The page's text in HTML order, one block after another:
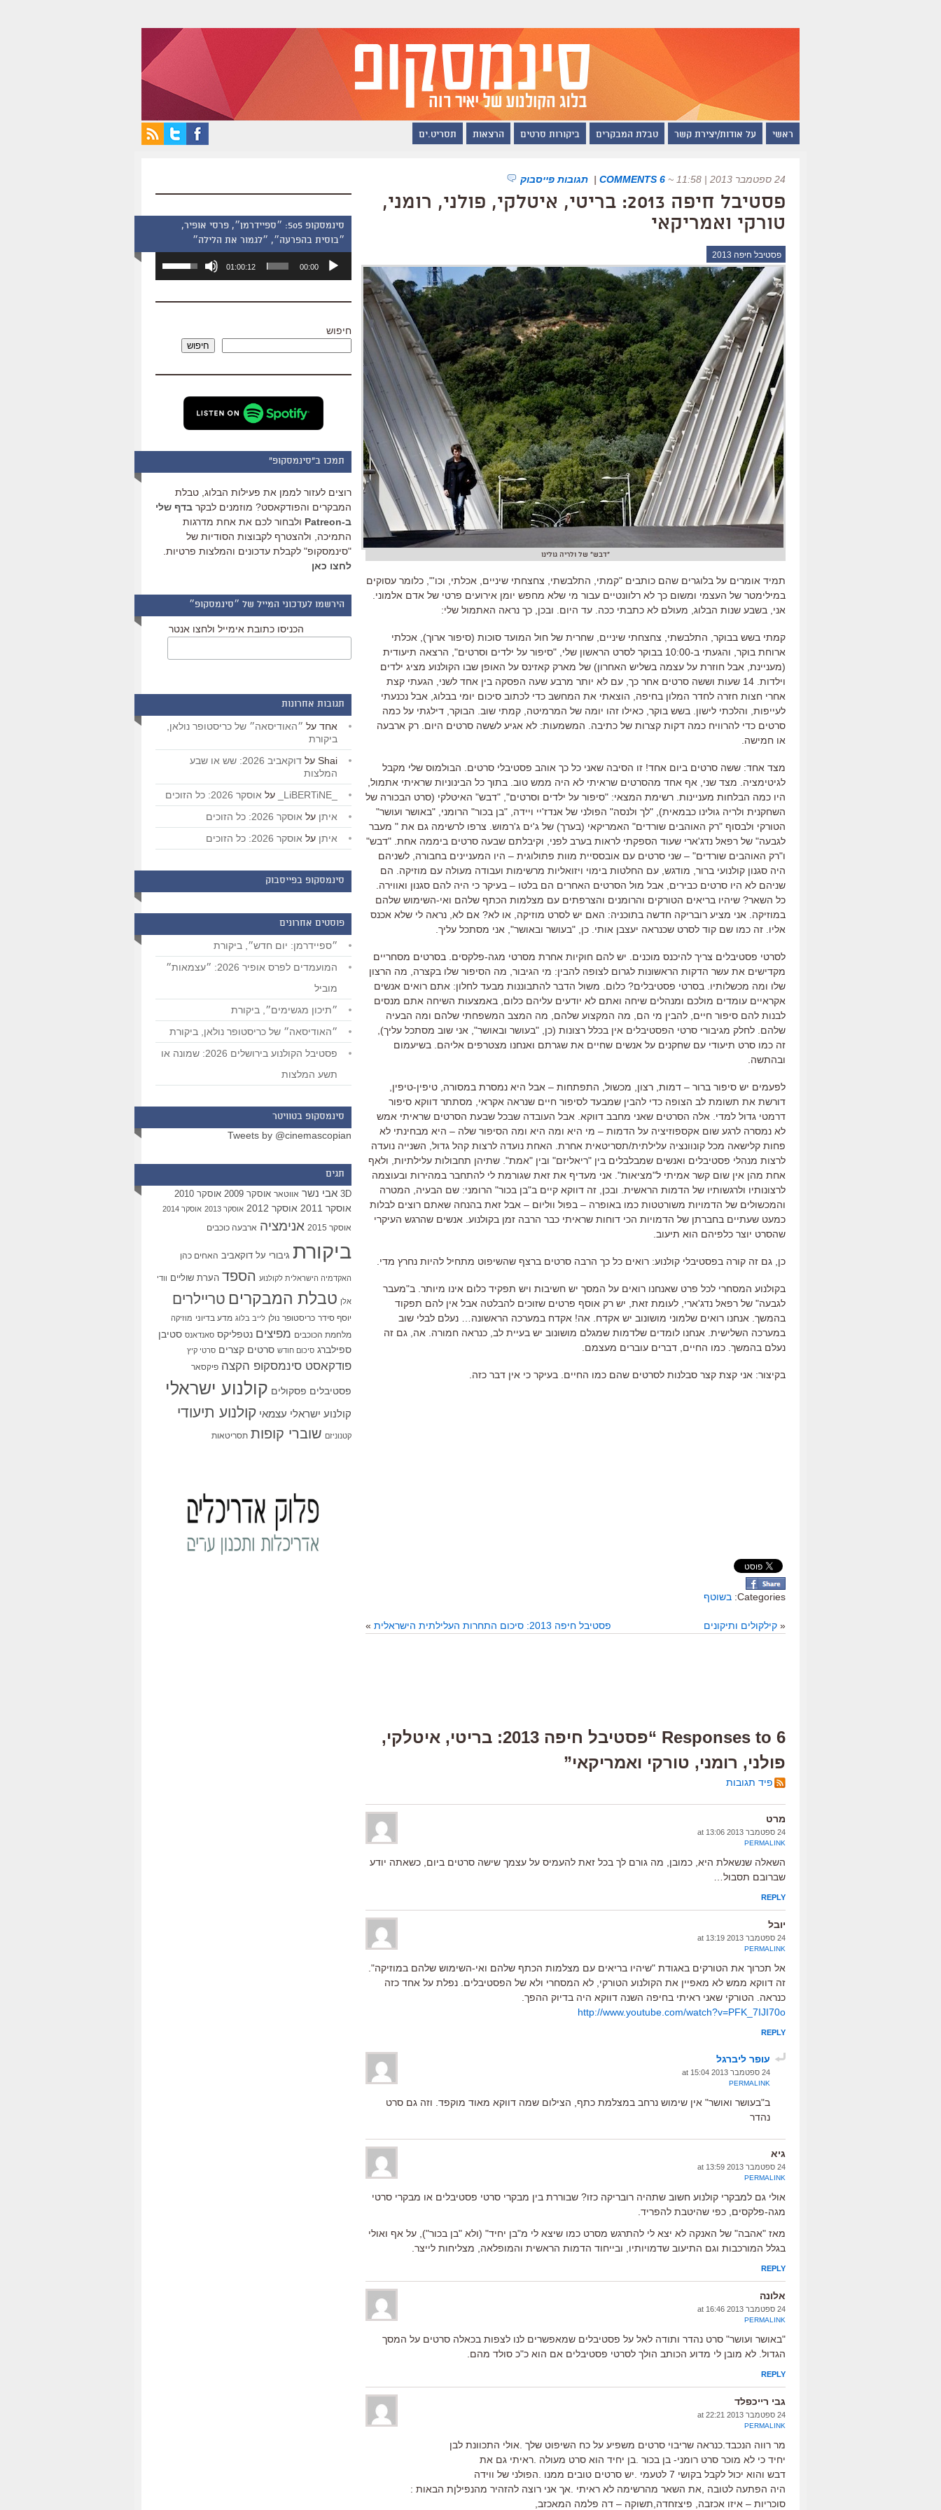
ראשי על אודות/יצירת קשר טבלת המבקרים ביקורות סרטים הרצאות תסריט.ים
24 ספטמבר 2013 | 11:58 ~
6 COMMENTS
| תגובות פייסבוק
פסטיבל חיפה 2013: בריטי, איטלקי, פולני, רומני,
טורקי ואמריקאי
פסטיבל חיפה 2013
"דבש" של ולריה גולינו
תמיד אומרים על בלוגרים שהם כותבים "קמתי, התלבשתי, צחצחתי שיניים, אכלתי, וכו'", כלומר עסוקים
במילימטר של העצמי ומשום כך לא רלוונטיים עבור מי שלא מחפש יומן אירועים פרטי של אדם אלמוני.
אני, בשבע שנות הבלוג, מעולם לא כתבתי ככה. עד היום. ובכן, כך נראה האתמול שלי:
קמתי בשש בבוקר, התלבשתי, צחצחתי שיניים, שחרית של חול המועד סוכות (סיפור ארוך), אכלתי
ארוחת בוקר, והגעתי ב-10:00 בבוקר לסרט הראשון שלי, "סיפור על ילדים וסרטים", הרצאה תיעודית
(מעניינת, אבל חוזרת על עצמה בשליש האחרון) של מארק קאזינס על האופן שבו הקולנוע מציג ילדים
וילדות. 14 שעות וששה סרטים אחר כך, עם לא יותר מרבע שעה הפסקה בין אחד לשני, הגעתי קצת
אחרי חצות חזרה לחדר המלון בחיפה, הוצאתי את המחשב כדי לכתוב סיכום יומי בבלוג, אבל נכנעתי
לעייפות, והלכתי לישון. בשש בוקר, כאילו זהו יומה של המרמיטה, קמתי שוב. הבוקר, דילגתי על כמה
סרטים כדי להרוויח כמה דקות קצרות של כתיבה. המשמעות: לא אגיע לששה סרטים היום. רק ארבעה
או חמישה.
מצד אחד: ששה סרטים ביום אחד! זו הסיבה שאני כל כך אוהב פסטיבלי סרטים. הבולמוס שלי מקבל
לגיטימציה. מצד שני, אף אחד מהסרטים שראיתי לא היה ממש טוב. בתוך כל הבינוניות שראיתי אתמול,
היו כמה הבלחות מעניינות. רשימת המצאי: "סיפור על ילדים וסרטים", "דבש" האיטלקי (סרט הבכורה של
השחקנית ולריה גולינו כבמאית), "לך ולנסה" הפולני של אנדז'יי ויידה, "בן בכור" הרומני, "באושר ועושר"
הטורקי ולבסוף "רק האוהבים שורדים" האמריקאי (בערך) של ג'ים ג'רמוש. צרפו לרשימה גם את " מעבר
לגבעה" של רפאל נדג'ארי שעוד הספקתי לראות בערב לפני, וקיבלתם שבעה סרטים ביממה אחת. "דבש"
ו"רק האוהבים שורדים" – שני סרטים עם אובססיית מוות פתולוגית – היו המעניינים בחבורה, לשניהם
היה סגנון קולנועי ברור, מודגש, עם החלטות בימוי ויזואליות מרשימות ועבודה מעולה עם מוזיקה. הם
שניהם לא היו סרטים כבירים, אבל מול הסרטים האחרים הם בלטו – בעיקר כי היה להם סגנון ואווירה.
כל השאר? שיהיו בריאים הטורקים והרומנים והצרפתים עם מצלמות הכתף שלהם ואי-השימוש שלהם
במוזיקה. אני מציע רובריקה חדשה בתוכניה: האם יש לסרט מוזיקה, או לא? אם לא, נראה לי שלא אכנס
אליו. זה כמו שם קוד לסרט שכנראה יעצבן אותי. כן, "בעושר ובאושר", אני מסתכל עליך.
לסרטי פסטיבלים צריך להיכנס מוכנים. יש להם חוקיות אחרת מסרטי מגה-פלקסים. בסרטים מסחריים
מקדישים את עשר הדקות הראשונות לגרום לצופה להבין: מי הגיבור, מה הסיפור שלו בקצרה, מה הרצון
שלו ומה מכשלותיו. בסרטי פסטיבלים? כלום. משול הדבר להתבוננות מבעד לחלון: אתם רואים אנשים
אקראיים עומדים מולכם ומנהלים שיחה ואתם לא יודעים עליהם כלום, באמצעות השיחה אתם מנסים
לבנות להם סיפור חיים, להבין מי הם, מה המקצוע שלהם, מה המצב המשפחתי שלהם ומה הבעיה
שלהם. לחלק מגיבורי סרטי הפסטיבלים אין בכלל רצונות (כן, "בעושר ובאושר", אני שוב מסתכל עליך),
זה כמו סרט תיעודי עם שחקנים על אנשים שחיים את שגרתם ואנחנו מצטרפים אליהם. בשיעמום
ובהתשה.
לפעמים יש סיפור ברור – דמות, רצון, מכשול, התפתחות – אבל היא נמסרת במסורה, טיפין-טיפין,
דורשת את תשומת לב הצופה כדי להבין שמבעד לסיפור חיים שנראה אקראי, מסתתר דווקא סיפור
דרמטי גדול למדי. אלה הסרטים שאני מחבב דווקא. אבל העובדה שבכל שבעת הסרטים שראיתי אמש
לא נמסרה לרגע שום אקספוזיציה על הדמות – מי היא ומה היא ומה הסיפור שלה – היא מבחינתי לא
פחות קלישאה מכל קונוונציה עלילתית/תסריטאית אחרת. האחת נועדה לרצות קהל גדול, השנייה נועדה
לרצות מנהלי פסטיבלים ואנשים שמבלבלים בין "ריאליזם" ובין "אמת". שתיהן תחבולות עלילתיות, ולאף
אחת מהן אין שום קשר אמיתי ל"מציאות". אני מעדיף את זאת שגורמת לי להתחבר במהירות ובעוצמה
לרצונותיו ולרגשותיו של הדמות הראשית. ובכן, זה דווקא קיים ב"בן בכור" הרומני: שם הבעיה, המטרה
והמכשולים של הדמויות משורטטות כמו באופרה – בפול ווליום – אבל זאת בהנחה שאתם רוצים לבלות
כמעט שעתיים בחברתן של הדמויות הכי דוחות שראיתי כבר הרבה זמן בקולנוע. אנשים שהרגש העיקרי
שהסרט יוצר כלפיהם הוא תיעוב.
כן, גם זה קורה בפסטיבלי קולנוע: רואים כל כך הרבה סרטים ברצף שהשיפוט מתחיל להיות נחרץ מדי.
בקולנוע המסחרי לכל פרט שאנחנו רואים על המסך יש חשיבות ויש תפקיד כלום אינו מיותר. ב"מעבר
לגבעה" של רפאל נדג'ארי, לעומת זאת, יש רק אוסף פרטים שזוכים להבלטה אבל אין להם תפקוד
בהמשך. אנחנו רואים שלמוני מושונוב יש אקדח. אה! אקדח במערכה הראשונה… נעלם לבלי שוב
במערכה השלישית. אנחנו לומדים שלדמות שמגלם מושונוב יש בעיית לב, כנראה חמורה. אה, גם זה
נעלם בהמשך. כמו החיים, דברים עוברים מעצמם.
בקיצור: אני קצת קצר סבלנות לסרטים שהם כמו החיים. בעיקר כי אין דבר כזה.
Categories: בשוטף
« קילקולים ותיקונים פסטיבל חיפה 2013: סיכום התחרות העלילתית הישראלית »
6 Responses to “פסטיבל חיפה 2013: בריטי, איטלקי,
פולני, רומני, טורקי ואמריקאי”
פיד תגובות
מרט
24 ספטמבר 2013 at 13:06
PERMALINK
השאלה שנשאלת היא, כמובן, מה גורם לך בכל זאת להעמיס על עצמך שישה סרטים ביום, כשאתה יודע
שברובם תסבול…
REPLY
יובל
24 ספטמבר 2013 at 13:19
PERMALINK
אל תכרוך את הטורקים באגודת "שיהיו בריאים עם מצלמות הכתף שלהם ואי-השימוש שלהם במוזיקה".
זה דווקא ממש לא מאפיין את הקולנוע הטורקי, לא המסחרי ולא של הפסטיבלים. נפלת על אחד כזה
כנראה. הטורקי שאני ראיתי בחיפה השנה דווקא היה בדיוק ההפך.
http://www.youtube.com/watch?v=PFK_7IJI70o
REPLY
עופר ליברגל
24 ספטמבר 2013 at 15:04
PERMALINK
ב"בעושר ואושר" אין שימוש נרחב במצלמת כתף, הצילום שמה דווקא מאוד מוקפד. וזה גם סרט
נהדר
גיא
24 ספטמבר 2013 at 13:59
PERMALINK
אולי גם למבקרי קולנוע חשוב שתהיה רובריקה כזו? שבוררת בין מבקרי סרטי פסטיבלים או מבקרי סרטי
מגה-פלקסים, כפי שהיטבת להפריד.
מאז "אהבה" של האנקה לא יצא לי להתרגש מסרט כמו שיצא לי מ"בן יחיד" (ולא "בן בכור"), על אף ואולי
בגלל המורכבות וגם התיעוב שדמויותיו, ובייחוד הדמות הראשית והמופלאה, מצליחות לייצר.
REPLY
אלונה
24 ספטמבר 2013 at 16:46
PERMALINK
"באושר ועושר" סרט נהדר ותודה לאל על פסטיבלים שמאפשרים לנו לצפות בכאלה סרטים על המסך
הגדול. לא מובן לי מדוע הכותב הולך לסרטי פסטיבלים אם הוא כ"כ סולד מהם.
REPLY
גבי רייכפלד
24 ספטמבר 2013 at 22:21
PERMALINK
מר רווה הנכבד.כנראה שריבוי סרטים משפיע על כח השיפוט שלך .אולי התכוונת לבן
יחיד כי לא מוכר סרט רומני- בן בכור .בן יחיד הוא סרט מעולה .ראיתי גם את
דבש והוא יכול לקבל בקושי 7 לטעמי .יש סרטים טובים ממנו .הפולני של ווידה
היה הפתעה לטובה ,את השאר מהרשימה לא ראיתי .אך אני רוצה להזהיר מהנפילןת הבאות :
סוכריות – איזו אכזבה, פיצזחדה,תשוקה – דה פלמה המאכזב,
סינמסקופ 505: ״ספיידרמן״, פרסי אופיר,
״בוסית בהפרעה״, ״לגמור את הלילה״
אודיו
00:00
01:00:12
השתמש
כדי
שמע.
חיפוש
חיפוש
תמכו ב"סינמסקופ"
רוצים לעזור לממן את פעילות הבלוג, טבלת
המבקרים והפודקאסט? מוזמנים לבקר בדף שלי
ב-Patreon
ולבחור לכם את אחת מדרגות
התמיכה, ולהצטרף לקבוצות הסודיות של
"סינמסקופ" לקבלת עדכונים והמלצות פרטיות.
לחצו כאן
הירשמו לעדכוני המייל של ״סינמסקופ״
הכניסו כתובת אימייל ולחצו אנטר
תגובות אחרונות
אחד על ״האודיסאה״ של כריסטופר נולאן,
ביקורת
Shai על
דוקאביב 2026: שש או שבע
המלצות
על אוסקר 2026: כל הזוכים
איתן על אוסקר 2026: כל הזוכים
איתן על אוסקר 2026: כל הזוכים
סינמסקופ בפייסבוק
פוסטים אחרונים
״ספיידרמן: יום חדש״, ביקורת
המועמדים לפרס אופיר 2026: ״עצמאות״
מוביל
״תיכון מגשימים״, ביקורת
״האודיסאה״ של כריסטופר נולאן, ביקורת
פסטיבל הקולנוע בירושלים 2026: שמונה או
תשע המלצות
סינמסקופ בטוויטר
Tweets by @cinemascopian
תגים
3D אבי נשר אווטאר אוסקר 2009 אוסקר 2010
אוסקר 2011 אוסקר 2012 אוסקר 2013 אוסקר 2014
אוסקר 2015 אנימציה ארבעה כוכבים
ביקורת גיבורי על דוקאביב האחים כהן
האקדמיה הישראלית לקולנוע הספד הערת שוליים וודי
אלן טבלת המבקרים טריילרים
יוסף סידר כריסטופר נולן לייב בלוג מדע בדיוני מוזיקה
מלחמת הכוכבים מפיצים נטפליקס סאנדאנס סטיבן
ספילברג סיכום חודש סרטים קצרים סרטי קיץ
פודקאסט סינמסקופ הקצה פיקסאר
פסטיבלים פסקולים קולנוע ישראלי
קולנוע ישראלי עצמאי קולנוע תיעודי
קטנוניזם שוברי קופות תסריטאות